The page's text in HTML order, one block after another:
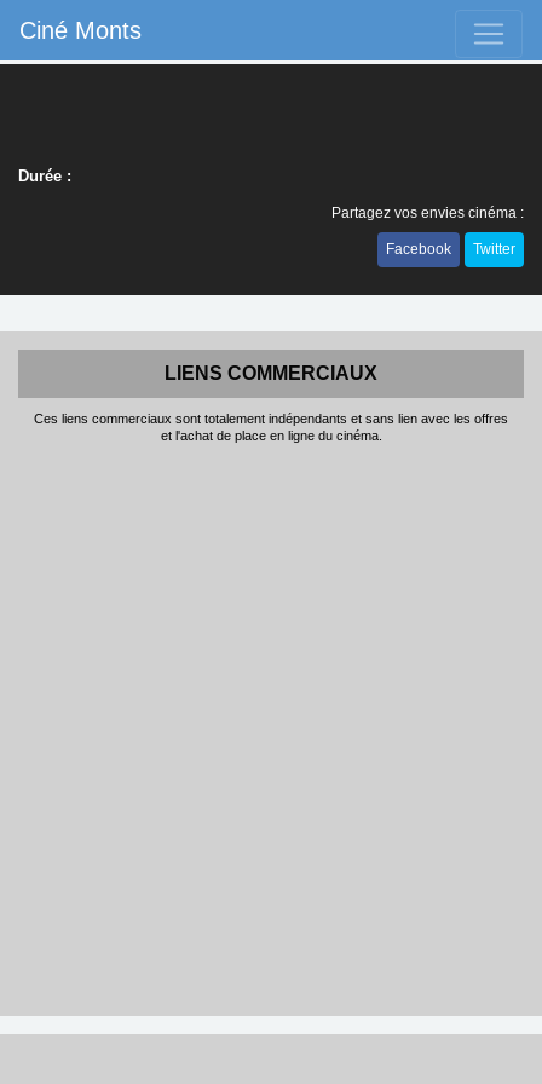
Ciné Monts
Durée :
Partagez vos envies cinéma :
Facebook Twitter
LIENS COMMERCIAUX
Ces liens commerciaux sont totalement indépendants et sans lien avec les offres
et l'achat de place en ligne du cinéma.